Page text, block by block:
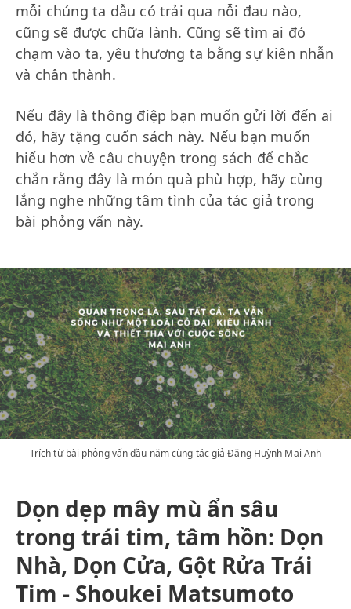
mỗi chúng ta dẫu có trải qua nỗi đau nào,
cũng sẽ được chữa lành. Cũng sẽ tìm ai đó
chạm vào ta, yêu thương ta bằng sự kiên nhẫn
và chân thành.
Nếu đây là thông điệp bạn muốn gửi lời đến ai
đó, hãy tặng cuốn sách này. Nếu bạn muốn
hiểu hơn về câu chuyện trong sách để chắc
chắn rằng đây là món quà phù hợp, hãy cùng
lắng nghe những tâm tình của tác giả trong
bài phỏng vấn này.
Trích từbài phỏng vấn đầu nămcùng tác giả Đặng Huỳnh Mai Anh
Dọn dẹp mây mù ẩn sâu
trong trái tim, tâm hồn: Dọn
Nhà, Dọn Cửa, Gột Rửa Trái
Tim - Shoukei Matsumoto